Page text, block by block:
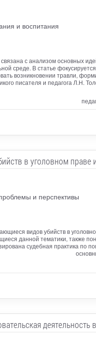
и воспитания
с анализом основных
среде. В статье
возникновении травли,
писателя и педагога Л.Н.
в уголовном праве
и перспективы
видов убийств в
данной тематики, также
судебная практика по